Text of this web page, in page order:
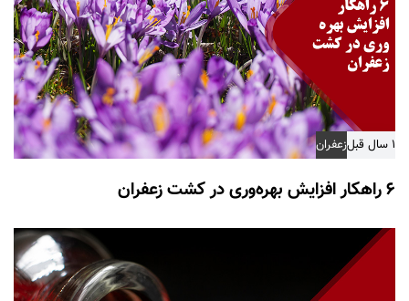
۱ سال قبل زعفران
۶ راهکار افزایش بهره‌وری در کشت زعفران